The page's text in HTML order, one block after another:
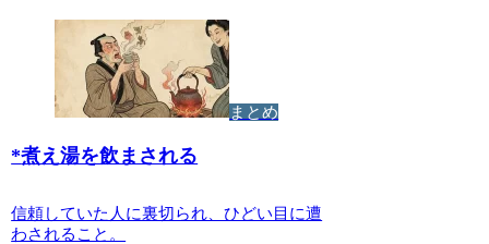
まとめ
*煮え湯を飲まされる
信頼していた人に裏切られ、ひどい目に遭
わされること。